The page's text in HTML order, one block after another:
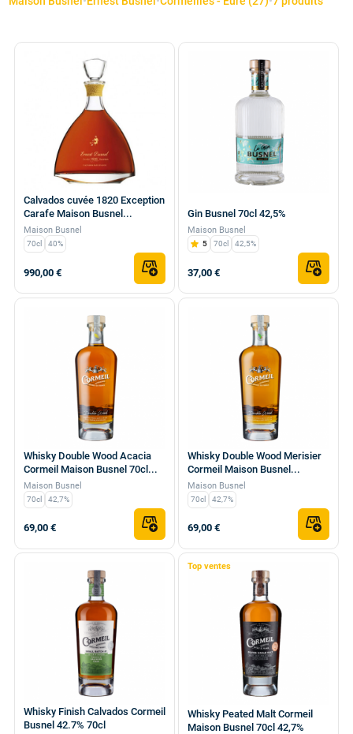
Calvados cuvée 1820 Exception
Carafe Maison Busnel...
Maison Busnel
70cl 40%
990,00 €
Gin Busnel 70cl 42,5%
Maison Busnel
5 70cl 42,5%
37,00 €
Whisky Double Wood Acacia
Cormeil Maison Busnel 70cl...
Maison Busnel
70cl 42,7%
69,00 €
Whisky Double Wood Merisier
Cormeil Maison Busnel...
Maison Busnel
70cl 42,7%
69,00 €
Whisky Finish Calvados Cormeil
Busnel 42.7% 70cl
Top ventes
Whisky Peated Malt Cormeil
Maison Busnel 70cl 42,7%